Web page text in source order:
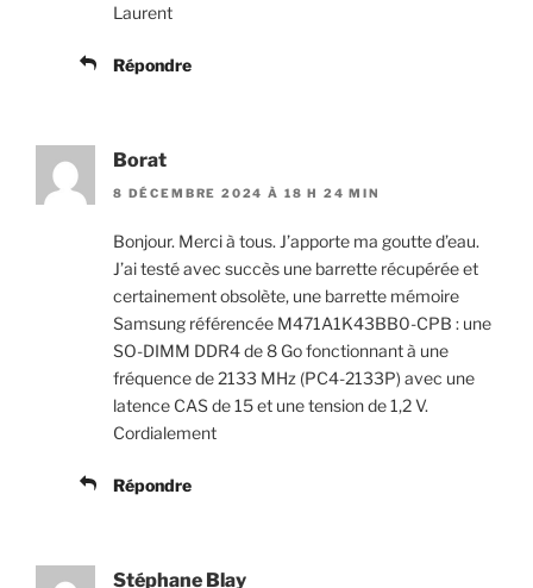
Laurent
Répondre
Borat
8 DÉCEMBRE 2024 À 18 H 24 MIN
Bonjour. Merci à tous. J’apporte ma goutte d’eau.
J’ai testé avec succès une barrette récupérée et
certainement obsolète, une barrette mémoire
Samsung référencée M471A1K43BB0-CPB : une
SO-DIMM DDR4 de 8 Go fonctionnant à une
fréquence de 2133 MHz (PC4-2133P) avec une
latence CAS de 15 et une tension de 1,2 V.
Cordialement
Répondre
Stéphane Blay